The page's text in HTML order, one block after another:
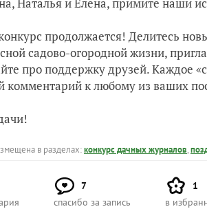
продолжается! Делитесь
садово-огородной жизни,
про поддержку друзей. Каждое
комментарий к любому из ваших
в разделах:конкурс дачных журналов,
7
спасибо за запись
1
в